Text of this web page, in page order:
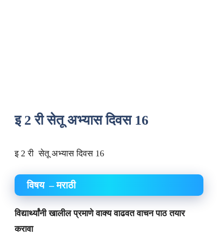
इ 2 री सेतू अभ्यास दिवस 16
इ 2 री सेतू अभ्यास दिवस 16
विषय – मराठी
विद्यार्थ्यांनी खालील प्रमाणे वाक्य वाढवत वाचन पाठ तयार
करावा